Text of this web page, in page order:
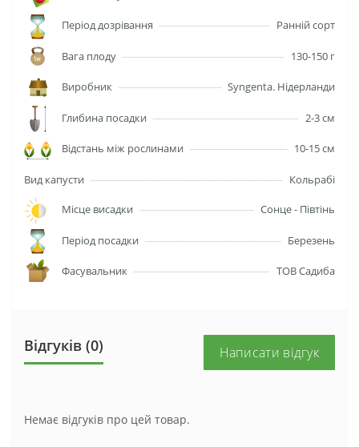
Період дозрівання Ранній сорт
Вага плоду 130-150 г
Виробник Syngenta. Нідерланди
Глибина посадки 2-3 см
Відстань між рослинами 10-15 см
Вид капусти Кольрабі
Місце висадки Сонце - Півтінь
Період посадки Березень
Фасувальник ТОВ Садиба
Відгуків (0) Написати відгук
Немає відгуків про цей товар.